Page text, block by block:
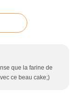
que la farine de
ce beau cake;)